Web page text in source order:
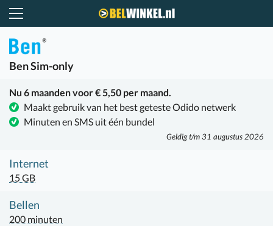
BenSim-only
Nu 6 maanden voor € 5,50 per maand.
Maakt gebruik van het best geteste Odido netwerk
Minuten en SMS uit één bundel
Geldig t/m 31 augustus 2026
Internet
15 GB
Bellen
200 minuten